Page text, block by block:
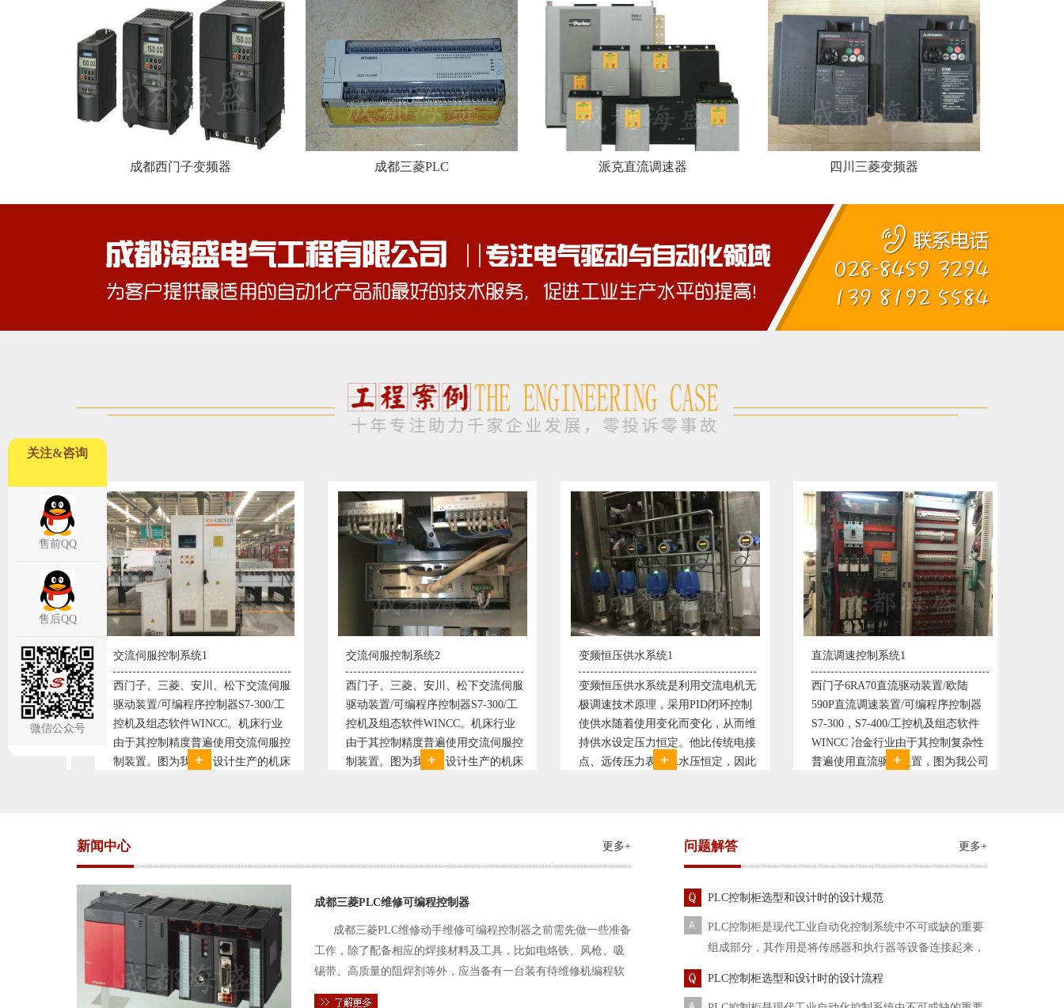
成都西门子变频器 成都三菱PLC 派克直流调速器 四川三菱变频器
统1
安川、松下交流伺服
序控制器S7-300/工
WINCC。机床行业
交流伺服控制系统2
西门子、三菱、安川、松下交流伺服
驱动装置/可编程序控制器S7-300/工
控机及组态软件WINCC。机床行业
由于其控制精度普遍使用交流伺服控
制装置。图为我公司设计生产的机床
变频恒压供水系统1
变频恒压供水系统是利用交流电机无
极调速技术原理，采用PID闭环控制
使供水随着使用变化而变化，从而维
持供水设定压力恒定。他比传统电接
点、远传压力表供水水压恒定，因此
直流调速控制系统1
西门子6RA70直流驱动装置/欧陆
590P直流调速装置/可编程序控制器
S7-300，S7-400/工控机及组态软件
WINCC 冶金行业由于其控制复杂性
普遍使用直流驱动装置，图为我公司
塑料机械控制系统1
典型的塑料生产线电控系统配置：
丹佛斯变频器VLT5000， RKC温控
仪表， 西门子可编程序控制器S7-
200， 工控组态软件WINCC或
Protool或组态王。 使用在生产塑料
新闻中心 更多+
成都三菱PLC维修可编程控制器
成都三菱PLC维修动手维修可编程控制器之前需先做一些准备
工作，除了配备相应的焊接材料及工具，比如电烙铁、风枪、吸
锡带、高质量的阻焊剂等外，应当备有一台装有待维修机编程软
件的电路及通信电缆。这一是由于待修机常常是从工作系统中拆
问题解答 更多+
PLC控制柜选型和设计时的设计规范
PLC控制柜是现代工业自动化控制系统中不可或缺的重要
组成部分，其作用是将传感器和执行器等设备连接起来，
PLC控制柜选型和设计时的设计流程
关注&咨询
售前QQ
售后QQ
微信公众号